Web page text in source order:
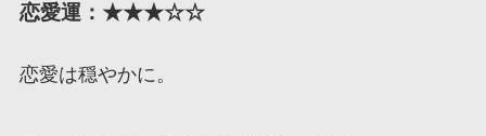
恋愛運：★★★☆☆
恋愛は穏やかに。